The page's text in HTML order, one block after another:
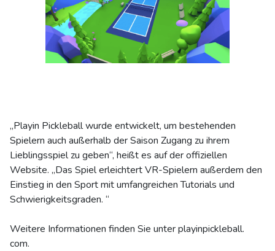
„Playin Pickleball wurde entwickelt, um bestehenden
Spielern auch außerhalb der Saison Zugang zu ihrem
Lieblingsspiel zu geben“, heißt es auf der offiziellen
Website. „Das Spiel erleichtert VR-Spielern außerdem den
Einstieg in den Sport mit umfangreichen Tutorials und
Schwierigkeitsgraden. “
Weitere Informationen finden Sie unter playinpickleball.
com.